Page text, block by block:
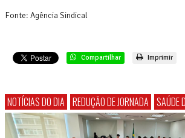
Fonte: Agência Sindical
Compartilhar Imprimir
NOTÍCIAS DO DIA REDUÇÃO DE JORNADA SAÚDE